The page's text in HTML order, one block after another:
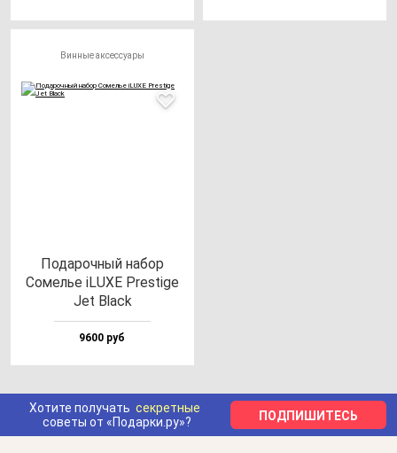
Винные аксессуары
Пода­роч­ный на­бор
Сомелье iLUXE Pres­ti­ge
Jet Black
9600 руб
Хотите получать секретные
советы от «Подарки.ру»?
ПОДПИШИТЕСЬ